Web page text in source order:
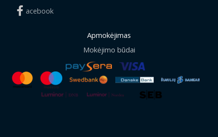
acebook
Apmokėjimas
Mokėjimo būdai